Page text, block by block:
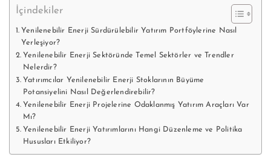
İçindekiler
Yenilenebilir Enerji Sürdürülebilir Yatırım Portföylerine Nasıl
Yerleşiyor?
Yenilenebilir Enerji Sektöründe Temel Sektörler ve Trendler
Nelerdir?
Yatırımcılar Yenilenebilir Enerji Stoklarının Büyüme
Potansiyelini Nasıl Değerlendirebilir?
Yenilenebilir Enerji Projelerine Odaklanmış Yatırım Araçları Var
Mı?
Yenilenebilir Enerji Yatırımlarını Hangi Düzenleme ve Politika
Hususları Etkiliyor?